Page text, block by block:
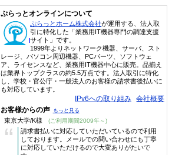
ぷらっとオンラインについて
ぷらっとホーム株式会社が運用する、法人取
引に特化した「業務用IT機器専門の調達支援
サイト」です。
1999年よりネットワーク機器、サーバ、スト
レージ、パソコン周辺機器、PCパーツ、ソフトウェ
ア、ライセンスなど、業務用IT機器中心に販売。品揃え
は業界トップクラスの約5.5万点です。法人取引に特化
し、学校・官公庁・一般法人のお客様の請求書後払いに
も対応しています。
IPv6への取り組み 会社概要
お客様からの声 もっと見る
東京大学/K様 (ご利用期間2009年～)
“
請求書払いに対応していただいているので利用
しております。メールでの問い合わせにも丁寧
に対応していただけるので大変ありがたいで